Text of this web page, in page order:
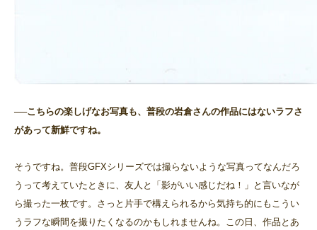
──こちらの楽しげなお写真も、普段の岩倉さんの作品にはないラフさ
があって新鮮ですね。
そうですね。普段GFXシリーズでは撮らないような写真ってなんだろ
うって考えていたときに、友人と「影がいい感じだね！」と言いなが
ら撮った一枚です。さっと片手で構えられるから気持ち的にもこうい
うラフな瞬間を撮りたくなるのかもしれませんね。この日、作品とあ